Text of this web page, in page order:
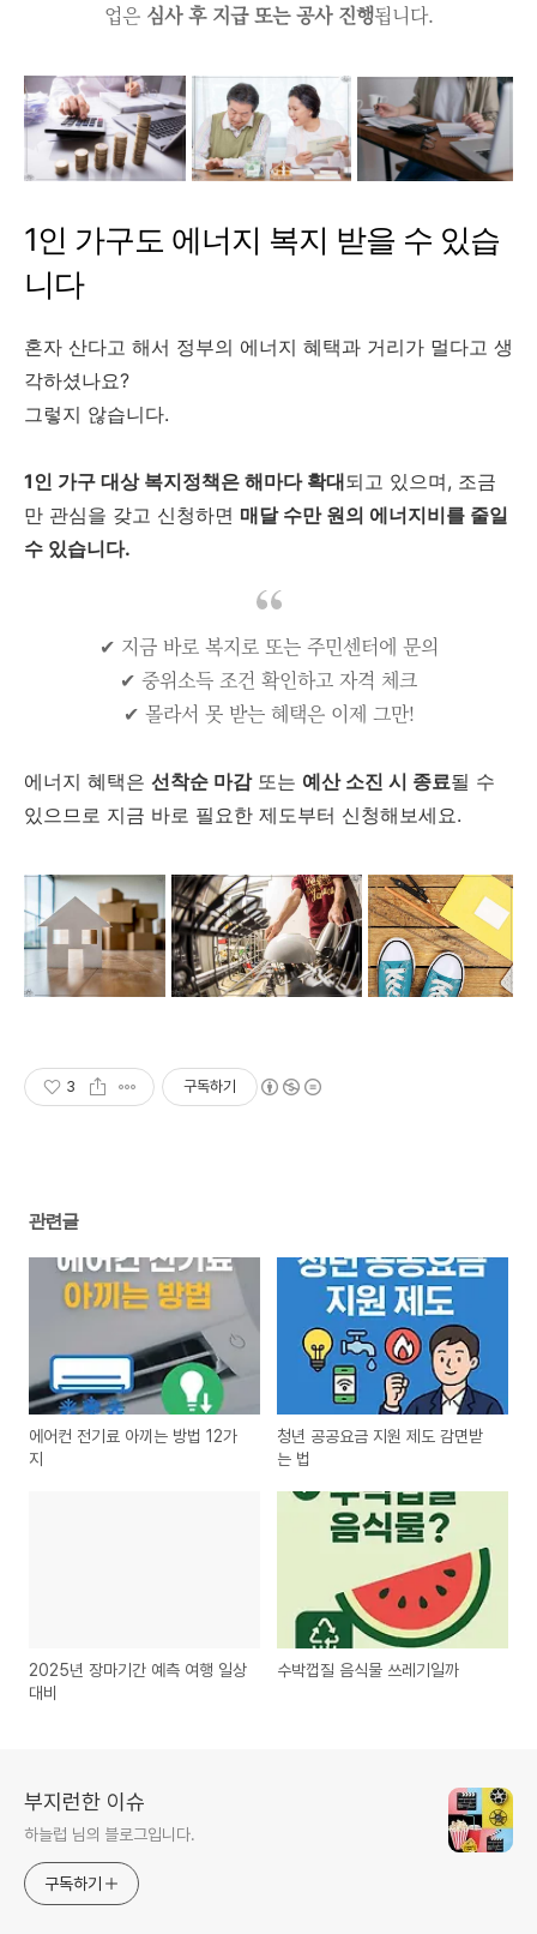
업은 심사 후 지급 또는 공사 진행됩니다.
1인 가구도 에너지 복지 받을 수 있습
니다
혼자 산다고 해서 정부의 에너지 혜택과 거리가 멀다고 생
각하셨나요?
그렇지 않습니다.
1인 가구 대상 복지정책은 해마다 확대되고 있으며, 조금
만 관심을 갖고 신청하면 매달 수만 원의 에너지비를 줄일
수 있습니다.
✔ 지금 바로 복지로 또는 주민센터에 문의
✔ 중위소득 조건 확인하고 자격 체크
✔ 몰라서 못 받는 혜택은 이제 그만!
에너지 혜택은 선착순 마감또는 예산 소진 시 종료될 수
있으므로 지금 바로 필요한 제도부터 신청해보세요.
3 구독하기
관련글
에어컨 전기료 아끼는 방법 12가
지
청년 공공요금 지원 제도 감면받
는 법
2025년 장마기간 예측 여행 일상
대비
수박껍질 음식물 쓰레기일까
부지런한 이슈
하늘럽 님의 블로그입니다.
구독하기